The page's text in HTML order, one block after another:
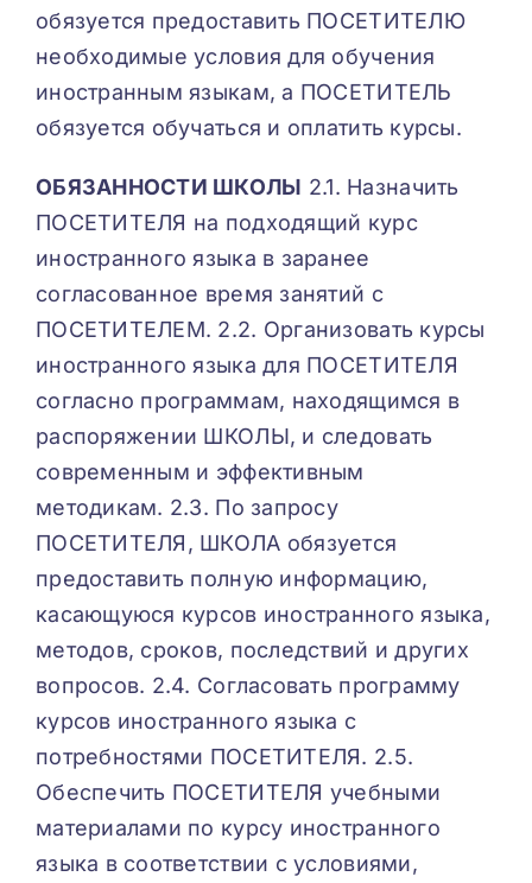
обязуется предоставить ПОСЕТИТЕЛЮ
необходимые условия для обучения
иностранным языкам, а ПОСЕТИТЕЛЬ
обязуется обучаться и оплатить курсы.
ОБЯЗАННОСТИ ШКОЛЫ 2.1. Назначить
ПОСЕТИТЕЛЯ на подходящий курс
иностранного языка в заранее
согласованное время занятий с
ПОСЕТИТЕЛЕМ. 2.2. Организовать курсы
иностранного языка для ПОСЕТИТЕЛЯ
согласно программам, находящимся в
распоряжении ШКОЛЫ, и следовать
современным и эффективным
методикам. 2.3. По запросу
ПОСЕТИТЕЛЯ, ШКОЛА обязуется
предоставить полную информацию,
касающуюся курсов иностранного языка,
методов, сроков, последствий и других
вопросов. 2.4. Согласовать программу
курсов иностранного языка с
потребностями ПОСЕТИТЕЛЯ. 2.5.
Обеспечить ПОСЕТИТЕЛЯ учебными
материалами по курсу иностранного
языка в соответствии с условиями,